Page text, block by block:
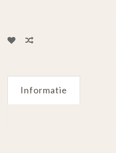
Informatie